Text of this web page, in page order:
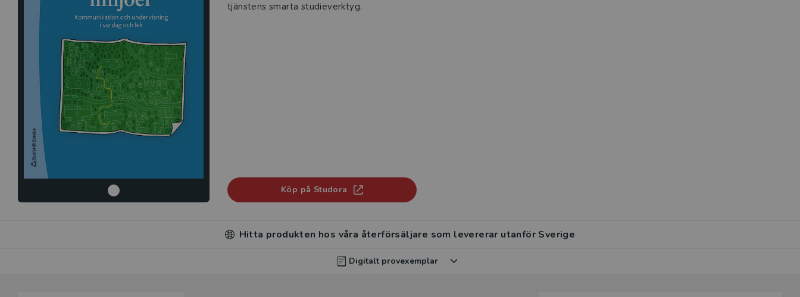
tjänstens smarta studieverktyg.
Köp på Studora
Hitta produkten hos våra återförsäljare som levererar utanför Sverige
Digitalt provexemplar